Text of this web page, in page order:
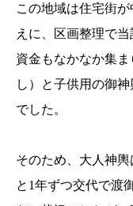
この地域は住宅街
えに、区画整理で
資金もなかなか集
し）と子供用の御
でした。
そのため、大人神
と1年ずつ交代で渡